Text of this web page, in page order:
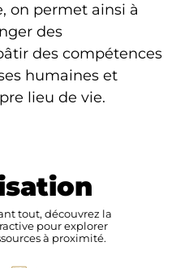
on permet ainsi à
des
des compétences
humaines et
lieu de vie.
tout, découvrez la
pour explorer
à proximité.